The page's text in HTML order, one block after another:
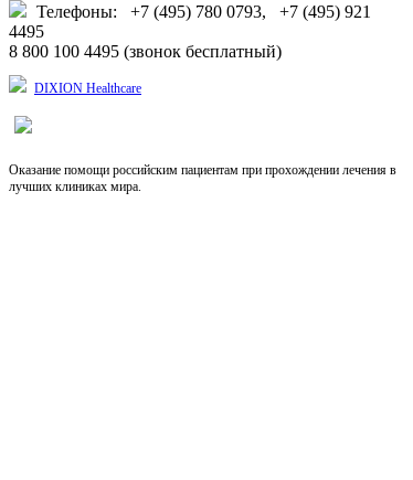
Телефоны: +7 (495) 780 0793, +7 (495) 921
4495
8 800 100 4495 (звонок бесплатный)
DIXION Healthcare
Оказание помощи российским пациентам при прохождении лечения в
лучших клиниках мира.